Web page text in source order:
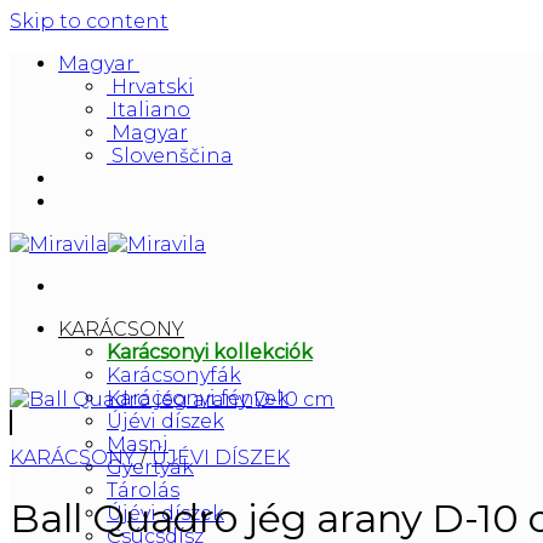
Skip to content
Magyar
Hrvatski
Italiano
Magyar
Slovenščina
KARÁCSONY
Karácsonyi kollekciók
Karácsonyfák
Karácsonyi fények
Újévi díszek
Masni
Gyertyák
Tárolás
Újévi díszek
Csúcsdísz
KARÁCSONY / ÚJÉVI DÍSZEK
Ball Quadro jég arany D-10